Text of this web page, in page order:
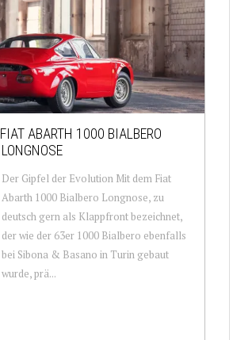
FIAT ABARTH 1000 BIALBERO
LONGNOSE
Der Gipfel der Evolution Mit dem Fiat
Abarth 1000 Bialbero Longnose, zu
deutsch gern als Klappfront bezeichnet,
der wie der 63er 1000 Bialbero ebenfalls
bei Sibona & Basano in Turin gebaut
wurde, prä...